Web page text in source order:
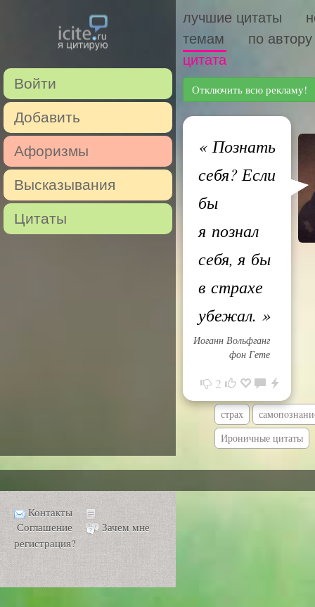
Войти
Добавить
Афоризмы
Высказывания
Цитаты
лучшие цитаты
темам
по автору
цитата
Отключить всю рекламу!
«Познать
себя? Если
бы
я познал
себя, я бы
в страхе
убежал. »
Иоганн Вольфганг
фон Гете
2
страх
Ироничные цитаты
Контакты
Соглашение
Зачем мне
регистрация?